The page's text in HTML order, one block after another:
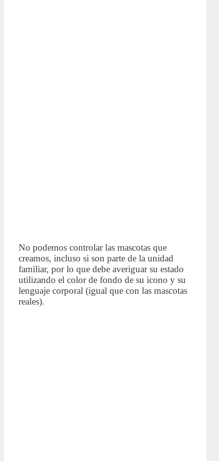
No podemos controlar las mascotas que
creamos, incluso si son parte de la unidad
familiar, por lo que debe averiguar su estado
utilizando el color de fondo de su icono y su
lenguaje corporal (igual que con las mascotas
reales).